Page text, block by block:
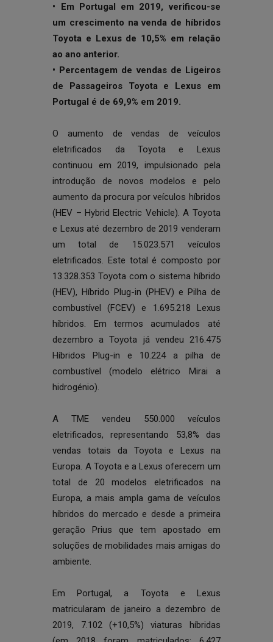
• Em Portugal em 2019, verificou-se
um crescimento na venda de híbridos
Toyota e Lexus de 10,5% em relação
ao ano anterior.
• Percentagem de vendas de Ligeiros
de Passageiros Toyota e Lexus em
Portugal é de 69,9% em 2019.
O aumento de vendas de veículos
eletrificados da Toyota e Lexus
continuou em 2019, impulsionado pela
introdução de novos modelos e pelo
aumento da procura por veículos híbridos
(HEV – Hybrid Electric Vehicle). A Toyota
e Lexus até dezembro de 2019 venderam
um total de 15.023.571 veículos
eletrificados. Este total é composto por
13.328.353 Toyota com o sistema híbrido
(HEV), Híbrido Plug-in (PHEV) e Pilha de
combustível (FCEV) e 1.695.218 Lexus
híbridos. Em termos acumulados até
dezembro a Toyota já vendeu 216.475
Híbridos Plug-in e 10.224 a pilha de
combustível (modelo elétrico Mirai a
hidrogénio).
A TME vendeu 550.000 veículos
eletrificados, representando 53,8% das
vendas totais da Toyota e Lexus na
Europa. A Toyota e a Lexus oferecem um
total de 20 modelos eletrificados na
Europa, a mais ampla gama de veículos
híbridos do mercado e desde a primeira
geração Prius que tem apostado em
soluções de mobilidades mais amigas do
ambiente.
Em Portugal, a Toyota e Lexus
matricularam de janeiro a dezembro de
2019, 7.102 (+10,5%) viaturas híbridas